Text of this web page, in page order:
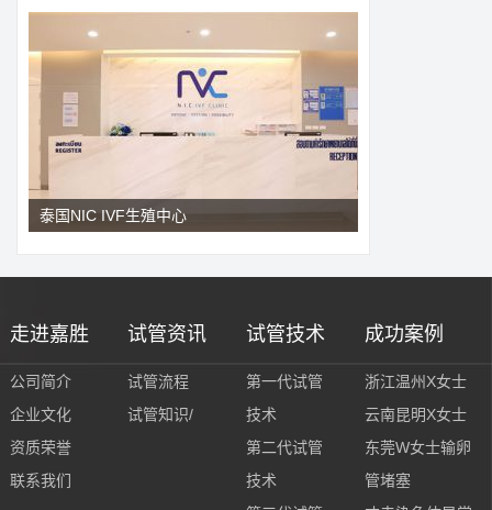
泰国NIC IVF生殖中心
走进嘉胜
公司简介
企业文化
资质荣誉
联系我们
试管资讯
试管流程
试管知识/
试管技术
第一代试管
技术
第二代试管
技术
成功案例
浙江温州X女士
云南昆明X女士
东莞W女士输卵
管堵塞